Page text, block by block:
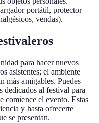
portátil, protector
vendas).
para hacer nuevos
asistentes; el ambiente
más amigables. Puedes
dedicados al festival para
comience el evento. Estas
y hasta ofrecerte
se presentan.